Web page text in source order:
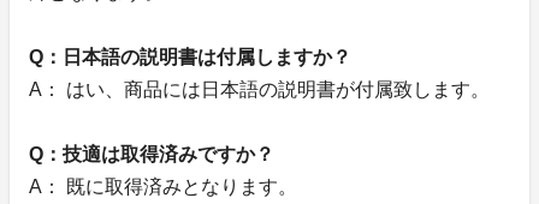
Q：日本語の説明書は付属しますか？
A： はい、商品には日本語の説明書が付属致します。
Q：技適は取得済みですか？
A： 既に取得済みとなります。